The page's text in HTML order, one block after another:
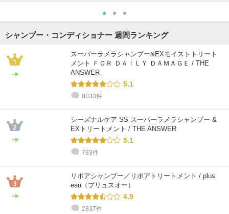
シャンプー・コンディショナー 週間ランキング
スーパーラメラシャンプー&EXモイストトリート
メント ＦＯＲ ＤＡＩＬＹ ＤＡＭＡＧＥ / THE
ANSWER
5.1
8033件
シーズナルケア SS スーパーラメラシャンプー &
EXトリートメント / THE ANSWER
5.1
783件
リポアシャンプー／リポアトリートメント / plus
eau（プリュスオー）
4.9
2837件